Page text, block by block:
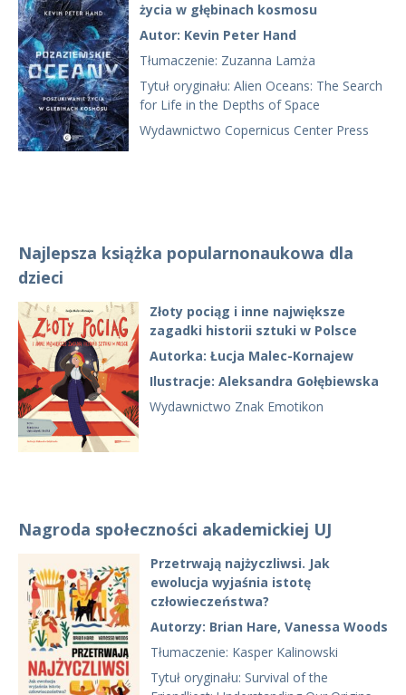
życia w głębinach kosmosu
Autor: Kevin Peter Hand
Tłumaczenie: Zuzanna Lamża
Tytuł oryginału: Alien Oceans: The Search
for Life in the Depths of Space
Wydawnictwo Copernicus Center Press
Najlepsza książka popularnonaukowa dla
dzieci
Złoty pociąg i inne największe
zagadki historii sztuki w Polsce
Autorka: Łucja Malec-Kornajew
Ilustracje: Aleksandra Gołębiewska
Wydawnictwo Znak Emotikon
Nagroda społeczności akademickiej UJ
Przetrwają najżyczliwsi. Jak
ewolucja wyjaśnia istotę
człowieczeństwa?
Autorzy: Brian Hare, Vanessa Woods
Tłumaczenie: Kasper Kalinowski
Tytuł oryginału: Survival of the